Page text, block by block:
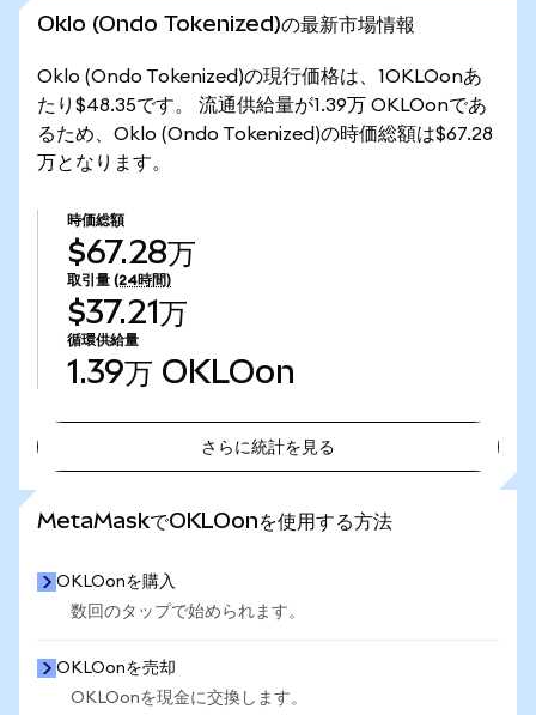
Oklo (Ondo Tokenized)の最新市場情報
Oklo (Ondo Tokenized)の現行価格は、1OKLOonあ
たり$48.35です。 流通供給量が1.39万 OKLOonであ
るため、Oklo (Ondo Tokenized)の時価総額は$67.28
万となります。
時価総額
$67.28万
取引量 (24時間)
$37.21万
循環供給量
1.39万 OKLOon
さらに統計を見る
MetaMaskでOKLOonを使用する方法
OKLOonを購入
数回のタップで始められます。
OKLOonを売却
OKLOonを現金に交換します。